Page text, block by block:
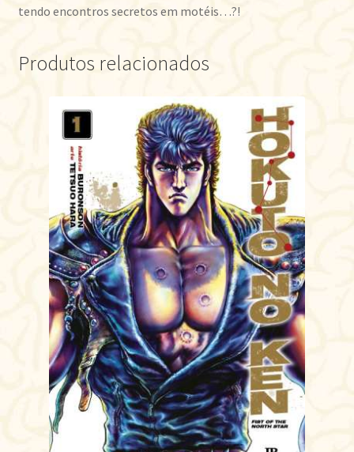
tendo encontros secretos em motéis…?!
Produtos relacionados